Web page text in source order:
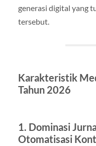
generasi digital yang
tersebut.
Karakteristik
Tahun 2026
1. Dominasi
Otomatisasi